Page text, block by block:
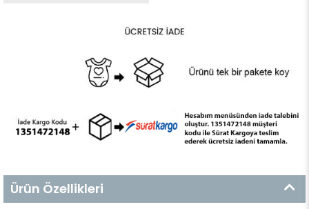
Ürün Özellikleri